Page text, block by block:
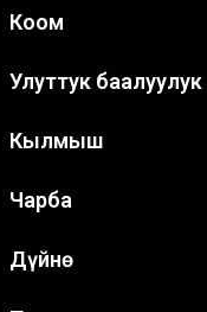
Коом
Улуттук баалуулук
Кылмыш
Чарба
Дүйнө